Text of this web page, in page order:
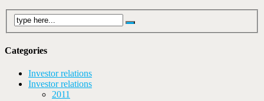
Categories
Investor relations
Investor relations
2011